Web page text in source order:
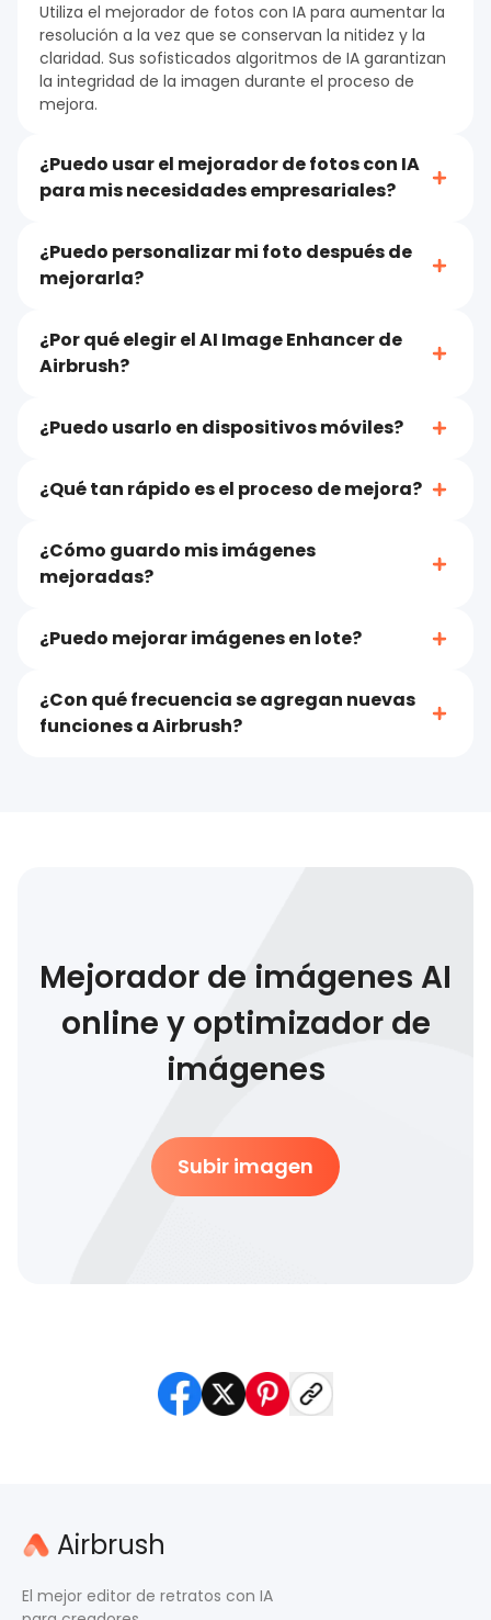
Utiliza el mejorador de fotos con IA para aumentar la
resolución a la vez que se conservan la nitidez y la
claridad. Sus sofisticados algoritmos de IA garantizan
la integridad de la imagen durante el proceso de
mejora.
¿Puedo usar el mejorador de fotos con IA
para mis necesidades empresariales?
¿Puedo personalizar mi foto después de
mejorarla?
¿Por qué elegir el AI Image Enhancer de
Airbrush?
¿Puedo usarlo en dispositivos móviles?
¿Qué tan rápido es el proceso de mejora?
¿Cómo guardo mis imágenes
mejoradas?
¿Puedo mejorar imágenes en lote?
¿Con qué frecuencia se agregan nuevas
funciones a Airbrush?
Mejorador de imágenes AI
online y optimizador de
imágenes
Subir imagen
Airbrush
El mejor editor de retratos con IA